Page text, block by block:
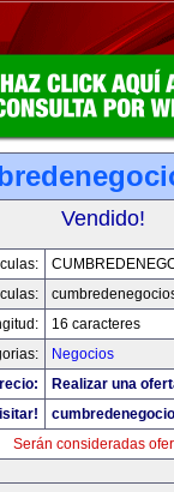
Vendido!
16 caracteres
Negocios
Realizar una
Serán consideradas